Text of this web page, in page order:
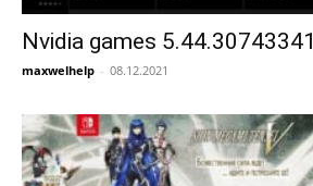
Nvidia games 5.44.30743341
maxwelhelp - 08.12.2021